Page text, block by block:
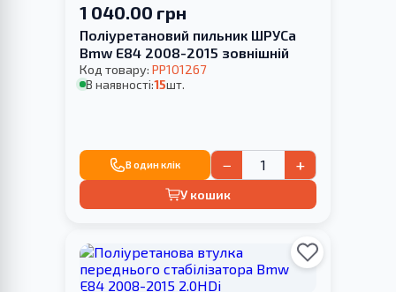
1 040.00 грн
Поліуретановий пильник ШРУСа
Bmw E84 2008-2015 зовнішній
Код товару: PP101267
В наявності:15шт.
В один клік − +
У кошик